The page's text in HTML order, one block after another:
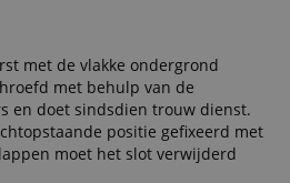
met de vlakke ondergrond
met behulp van de
en doet sindsdien trouw dienst.
positie gefixeerd met
moet het slot verwijderd